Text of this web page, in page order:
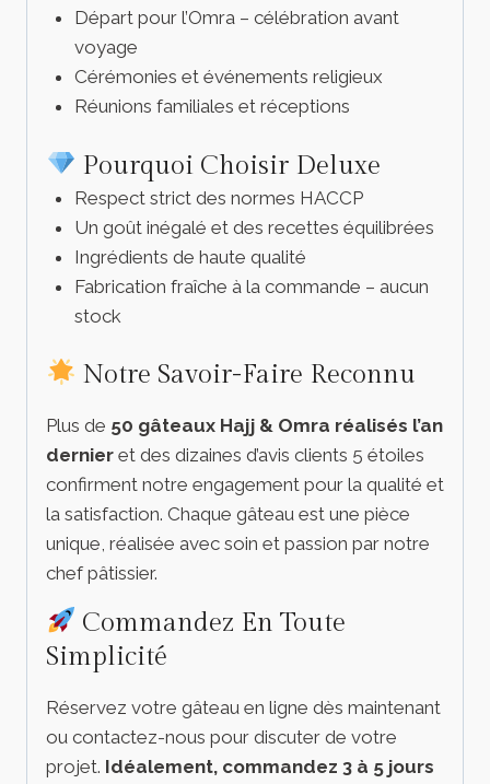
Départ pour l’Omra – célébration avant
voyage
Cérémonies et événements religieux
Réunions familiales et réceptions
Pourquoi Choisir Deluxe
Respect strict des normes HACCP
Un goût inégalé et des recettes équilibrées
Ingrédients de haute qualité
Fabrication fraîche à la commande – aucun
stock
Notre Savoir-Faire Reconnu
Plus de 50 gâteaux Hajj & Omra réalisés l’an
dernier et des dizaines d’avis clients 5 étoiles
confirment notre engagement pour la qualité et
la satisfaction. Chaque gâteau est une pièce
unique, réalisée avec soin et passion par notre
chef pâtissier.
Commandez En Toute
Simplicité
Réservez votre gâteau en ligne dès maintenant
ou contactez-nous pour discuter de votre
projet. Idéalement, commandez 3 à 5 jours